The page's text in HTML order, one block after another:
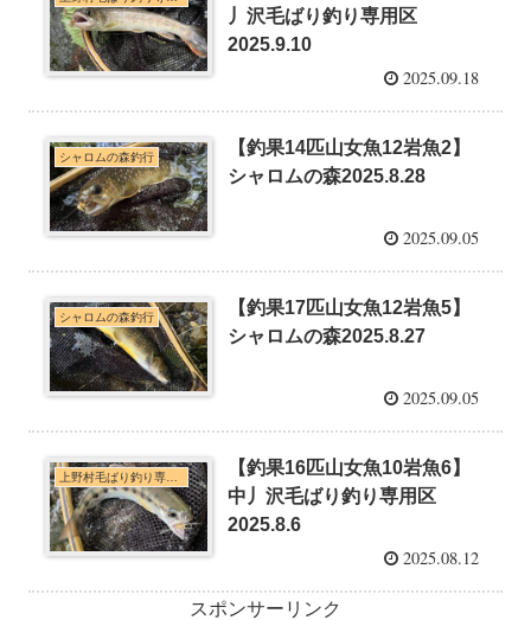
丿沢毛ばり釣り専用区
2025.9.10
2025.09.18
シャロムの森釣行
【釣果14匹山女魚12岩魚2】
シャロムの森2025.8.28
2025.09.05
シャロムの森釣行
【釣果17匹山女魚12岩魚5】
シャロムの森2025.8.27
2025.09.05
【釣果16匹山女魚10岩魚6】
中丿沢毛ばり釣り専用区
2025.8.6
2025.08.12
スポンサーリンク